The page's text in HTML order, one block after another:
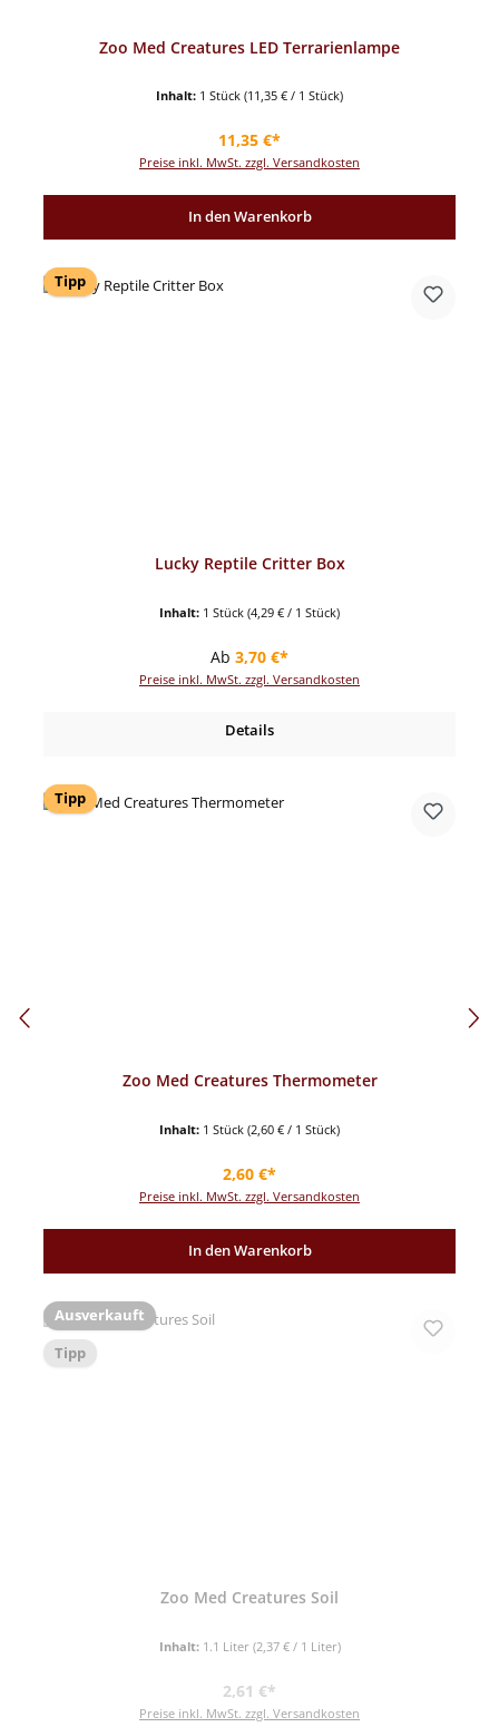
Zoo Med Creatures LED Terrarienlampe
Inhalt: 1 Stück (11,35 € / 1 Stück)
Regulärer Preis:
11,35 €*
Preise inkl. MwSt. zzgl. Versandkosten
In den Warenkorb
Tipp
Lucky Reptile Critter Box
Inhalt: 1 Stück (4,29 € / 1 Stück)
Regulärer Preis:
Ab 3,70 €*
Preise inkl. MwSt. zzgl. Versandkosten
Details
Tipp
Zoo Med Creatures Thermometer
Inhalt: 1 Stück (2,60 € / 1 Stück)
Regulärer Preis:
2,60 €*
Preise inkl. MwSt. zzgl. Versandkosten
In den Warenkorb
Ausverkauft
Tipp
Zoo Med Creatures Soil
Inhalt: 1.1 Liter (2,37 € / 1 Liter)
Regulärer Preis:
2,61 €*
Preise inkl. MwSt. zzgl. Versandkosten